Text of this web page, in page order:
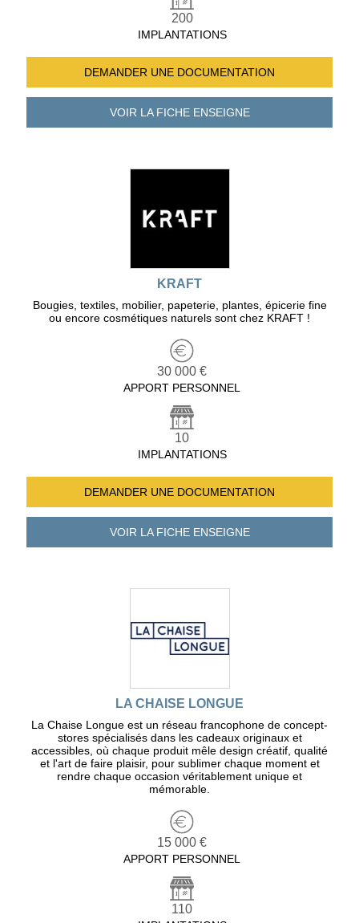
200
IMPLANTATIONS
DEMANDER UNE DOCUMENTATION
VOIR LA FICHEENSEIGNE
KRAFT
Bougies, textiles, mobilier, papeterie, plantes, épicerie fine
ou encore cosmétiques naturels sont chez KRAFT !
30 000 €
APPORT PERSONNEL
10
IMPLANTATIONS
DEMANDER UNE DOCUMENTATION
VOIR LA FICHEENSEIGNE
LA CHAISE LONGUE
La Chaise Longue est un réseau francophone de concept-
stores spécialisés dans les cadeaux originaux et
accessibles, où chaque produit mêle design créatif, qualité
et l'art de faire plaisir, pour sublimer chaque moment et
rendre chaque occasion véritablement unique et
mémorable.
15 000 €
APPORT PERSONNEL
110